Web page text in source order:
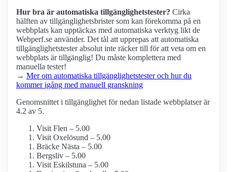
Hur bra är automatiska tillgänglighets­tester? Cirka
hälften av tillgänglighets­brister som kan förekomma på en
webbplats kan upptäckas med automatiska verktyg likt de
Webperf.se använder. Det tål att upprepas att automatiska
tillgänglighets­tester absolut inte räcker till för att veta om en
webbplats är tillgänglig! Du måste komplettera med
manuella tester!
→ Mer om automatiska tillgänglighets­tester och hur du
kommer igång med manuell granskning
Genomsnittet i tillgänglighet för nedan listade webbplatser är
4.2 av 5.
Visit Flen – 5.00
Visit Oxelösund – 5.00
Bräcke Nästa – 5.00
Bergsliv – 5.00
Visit Eskilstuna – 5.00